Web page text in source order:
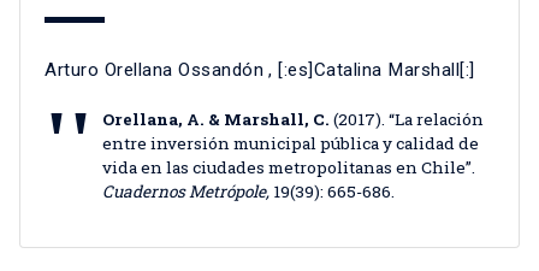
Arturo Orellana Ossandón , [:es]Catalina Marshall[:]
Orellana, A. & Marshall, C. (2017). “La relación
entre inversión municipal pública y calidad de
vida en las ciudades metropolitanas en Chile”.
Cuadernos Metrópole, 19(39): 665-686.